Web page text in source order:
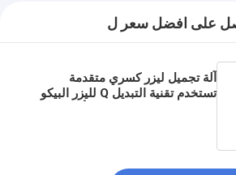
على افضل سعر ل
آلة تجميل ليزر كسري متقدمة
تستخدم تقنية التبديل Q لليزر البيكو